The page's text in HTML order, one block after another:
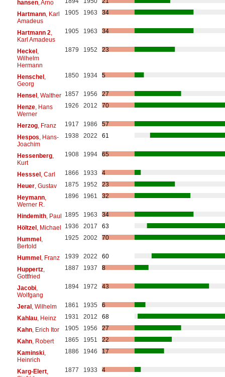
hansen, Arno
Hartmann, Karl
Amadeus
1905 1963 34
Hartmann 2
Karl Amadeus
1905 1963 34
Heckel,
Wilhelm
Hermann
1879 1952 23
Henschel,
Georg
1850 1934 5
Hensel, Walther 1857 1956
27
Henze, Hans
Werner
1926 2012 70
Herzog, Franz 1917 1986
57
Hespos , Hans-
Joachim
1938 2022 61
Hessenberg,
Kurt
1908 1994 65
Hesssel, Carl 1866 1933
4
Heuer, Gustav 1875 1952
23
Heymann,
Werner R.
1896 1961 32
Hindemith, Paul 1895 1963
34
Höltzel, Michael 1936 2017
63
Hummel,
Bertold
1925 2002 70
Hummel, Franz 1939 2022
60
Huppertz,
Gottfried
1887 1937 8
Jacobi,
Wolfgang
1894 1972 43
Jeral, Wilhelm 1861 1935
6
Kahlau, Heinz 1931 2012
68
Kahn, Erich Itor 1905 1956
27
Kahn, Robert 1865 1951
22
Kaminski,
Heinrich
1886 1946 17
Karg-Elert,
1877 1933 4